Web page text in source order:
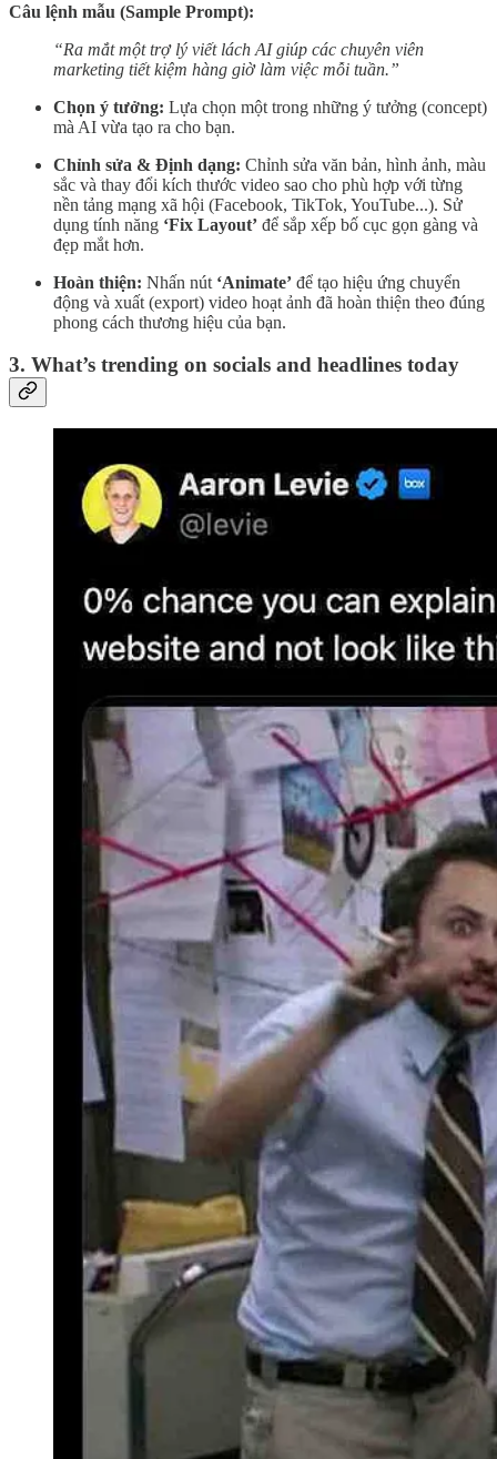
Câu lệnh mẫu (Sample Prompt):
“Ra mắt một trợ lý viết lách AI giúp các chuyên viên
marketing tiết kiệm hàng giờ làm việc mỗi tuần.”
Chọn ý tưởng: Lựa chọn một trong những ý tưởng (concept)
mà AI vừa tạo ra cho bạn.
Chỉnh sửa & Định dạng: Chỉnh sửa văn bản, hình ảnh, màu
sắc và thay đổi kích thước video sao cho phù hợp với từng
nền tảng mạng xã hội (Facebook, TikTok, YouTube...). Sử
dụng tính năng ‘Fix Layout’ để sắp xếp bố cục gọn gàng và
đẹp mắt hơn.
Hoàn thiện: Nhấn nút ‘Animate’ để tạo hiệu ứng chuyển
động và xuất (export) video hoạt ảnh đã hoàn thiện theo đúng
phong cách thương hiệu của bạn.
3. What’s trending on socials and headlines today